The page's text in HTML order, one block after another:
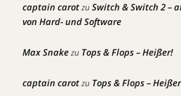
captain carotzuSwitch & Switch 2 –
von Hard- und Software
Max Snakezu Tops & Flops – Heißer!
captain carotzu Tops & Flops –